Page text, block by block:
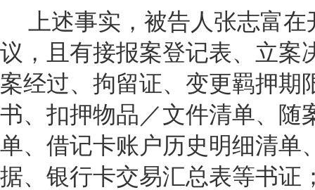
上述事实，被告人张志富
议，且有接报案登记表、立案
案经过、拘留证、变更羁押期
书、扣押物品／文件清单、随
单、借记卡账户历史明细清单
据、银行卡交易汇总表等书证